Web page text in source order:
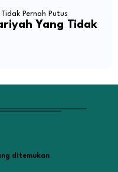
Yang Tidak
ditemukan